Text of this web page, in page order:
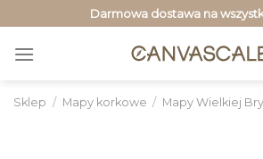
do
zawartości
Darmowa dostawa na
Sklep / Mapy korkowe / Mapy Wielkiej